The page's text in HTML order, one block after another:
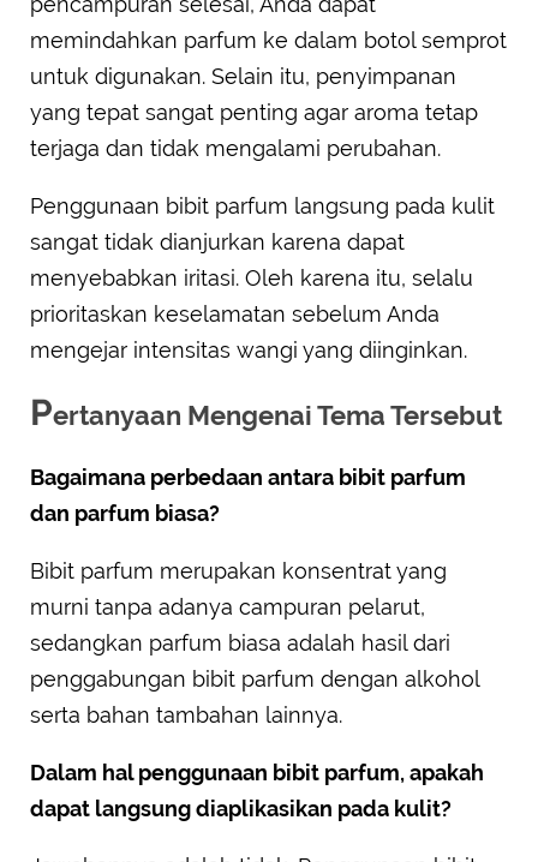
memindahkan parfum ke dalam botol semprot
untuk digunakan. Selain itu, penyimpanan
yang tepat sangat penting agar aroma tetap
terjaga dan tidak mengalami perubahan.
Penggunaan bibit parfum langsung pada kulit
sangat tidak dianjurkan karena dapat
menyebabkan iritasi. Oleh karena itu, selalu
prioritaskan keselamatan sebelum Anda
mengejar intensitas wangi yang diinginkan.
Pertanyaan Mengenai Tema Tersebut
Bagaimana perbedaan antara bibit parfum
dan parfum biasa?
Bibit parfum merupakan konsentrat yang
murni tanpa adanya campuran pelarut,
sedangkan parfum biasa adalah hasil dari
penggabungan bibit parfum dengan alkohol
serta bahan tambahan lainnya.
Dalam hal penggunaan bibit parfum, apakah
dapat langsung diaplikasikan pada kulit?